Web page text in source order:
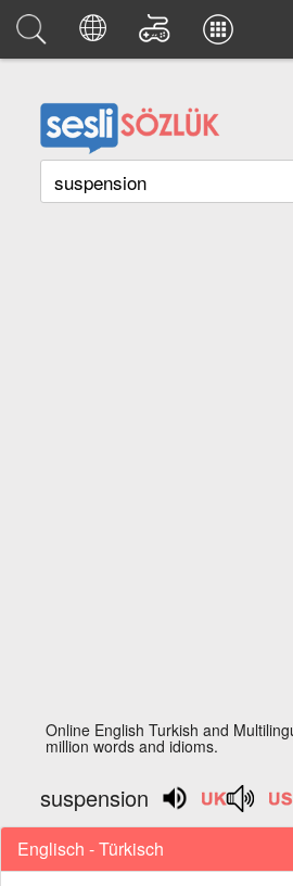
Online English Turkish and
million words and idioms.
suspension
Englisch - Türkisch